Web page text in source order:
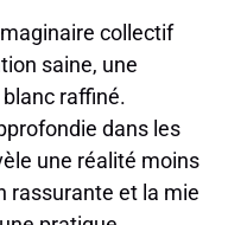
collectif
saine, une
raffiné.
dans les
une réalité moins
rassurante et la mie